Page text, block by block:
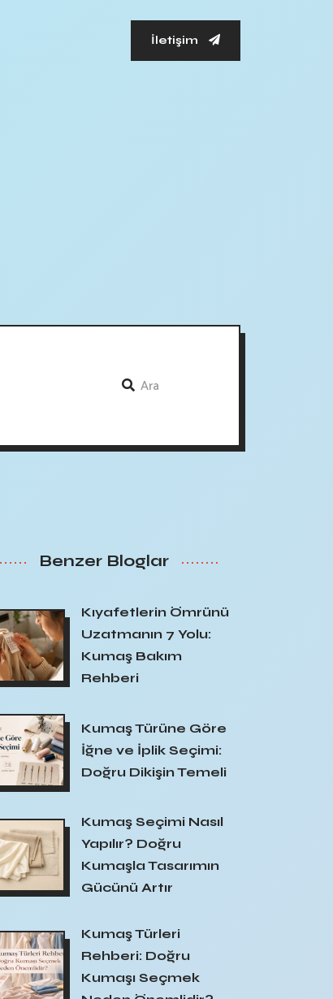
İletişim
Benzer Bloglar
Kıyafetlerin Ömrünü
Uzatmanın 7 Yolu:
Kumaş Bakım
Rehberi
Kumaş Türüne Göre
İğne ve İplik Seçimi:
Doğru Dikişin Temeli
Kumaş Seçimi Nasıl
Yapılır? Doğru
Kumaşla Tasarımın
Gücünü Artır
Kumaş Türleri
Rehberi: Doğru
Kumaşı Seçmek